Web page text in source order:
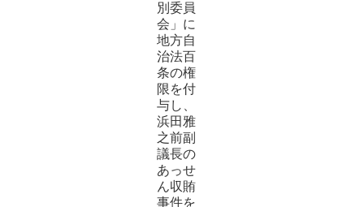
別委員
会」に
地方自
治法百
条の権
限を付
与し、
浜田雅
之前副
議長の
あっせ
ん収賄
事件を